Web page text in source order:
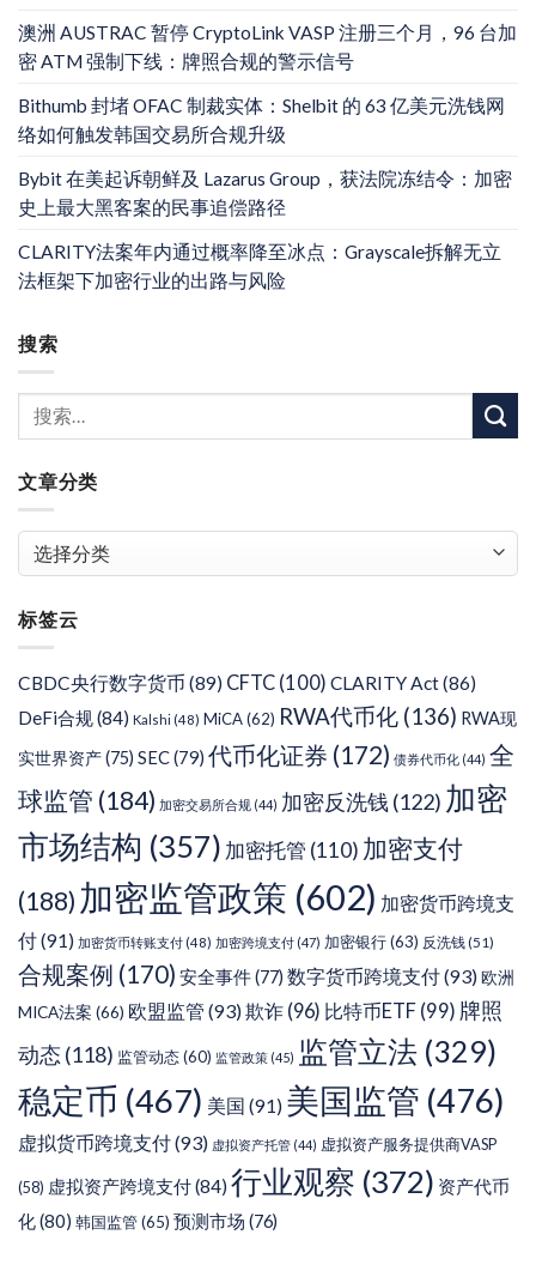
澳洲 AUSTRAC 暂停 CryptoLink VASP 注册三个月，96 台加
密 ATM 强制下线：牌照合规的警示信号
Bithumb 封堵 OFAC 制裁实体：Shelbit 的 63 亿美元洗钱网
络如何触发韩国交易所合规升级
Bybit 在美起诉朝鲜及 Lazarus Group，获法院冻结令：加密
史上最大黑客案的民事追偿路径
CLARITY法案年内通过概率降至冰点：Grayscale拆解无立
法框架下加密行业的出路与风险
搜索
文章分类
章
类
标签云
CBDC央行数字货币 (89) CFTC (100) CLARITY Act(86)
DeFi合规(84) Kalshi (48) MiCA(62) RWA代币化 (136) RWA现
实世界资产(75) SEC(79) 代币化证券 (172) 债券代币化 (44) 全
球监管 (184) 加密交易所合规 (44) 加密反洗钱(122) 加密
市场结构 (357) 加密托管 (110) 加密支付
(188) 加密监管政策 (602) 加密货币跨境支
付(91) 加密货币转账支付 (48) 加密跨境支付 (47) 加密银行(63) 反洗钱(51)
合规案例 (170) 安全事件(77) 数字货币跨境支付(93)欧洲
MICA法案 (66) 欧盟监管 (93)欺诈 (96) 比特币ETF (99) 牌照
动态 (118) 监管动态(60) 监管政策 (45) 监管立法 (329)
稳定币 (467) 美国 (91) 美国监管 (476)
虚拟货币跨境支付(93) 虚拟资产托管 (44) 虚拟资产服务提供商VASP
(58) 虚拟资产跨境支付(84) 行业观察 (372) 资产代币
化(80) 韩国监管(65) 预测市场 (76)